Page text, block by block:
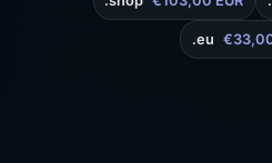
.eu